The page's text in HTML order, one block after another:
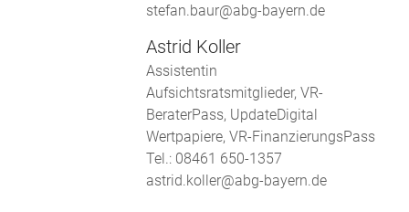
stefan.baur@abg-bayern.de
Astrid Koller
Assistentin
Aufsichtsratsmitglieder, VR-
BeraterPass, UpdateDigital
Wertpapiere, VR-FinanzierungsPass
Tel.: 08461 650-1357
astrid.koller@abg-bayern.de